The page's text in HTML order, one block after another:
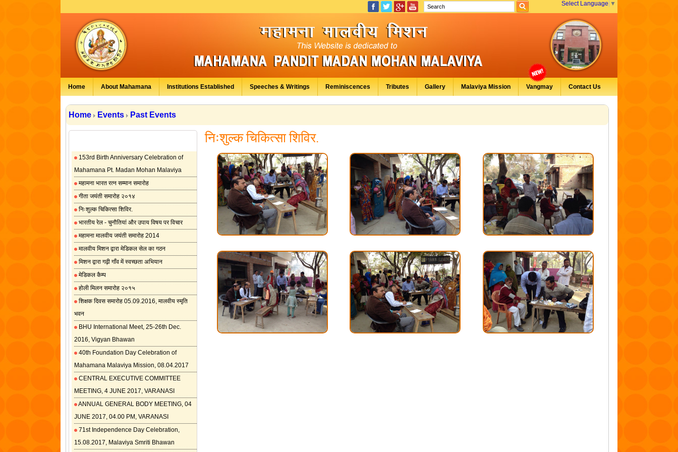
Select Language ▼
Home About Mahamana Institutions Established Speeches & Writings Reminiscences Tributes Gallery Malaviya Mission Vangmay Contact Us
Home Events Past Events
153rd Birth Anniversary Celebration of
Mahamana Pt. Madan Mohan Malaviya
महामना भारत रत्न सम्मान समारोह
गीता जयंती समारोह २०१४
निःशुल्क चिकित्सा शिविर.
भारतीय रेल - चुनौतियां और उपाय विषय पर विचार
महामना मालवीय जयंती समारोह 2014
मालवीय मिशन द्वारा मेडिकल सेल का गठन
मिशन द्वारा गढ़ी गाँव में स्वच्छता अभियान
मेडिकल कैम्प
होली मिलन समारोह २०१५
शिक्षक दिवस समारोह 05.09.2016, मालवीय स्मृति
भवन
BHU International Meet, 25-26th Dec.
2016, Vigyan Bhawan
40th Foundation Day Celebration of
Mahamana Malaviya Mission, 08.04.2017
CENTRAL EXECUTIVE COMMITTEE
MEETING, 4 JUNE 2017, VARANASI
ANNUAL GENERAL BODY MEETING, 04
JUNE 2017, 04.00 PM, VARANASI
71st Independence Day Celebration,
15.08.2017, Malaviya Smriti Bhawan
निःशुल्क चिकित्सा शिविर.